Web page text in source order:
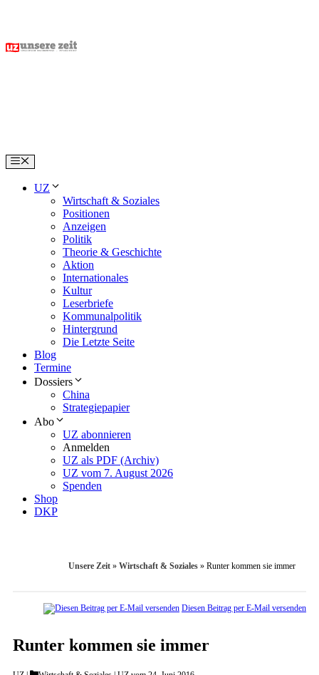
content
Menu
UZ
Wirtschaft & Soziales
Positionen
Anzeigen
Politik
Theorie & Geschichte
Aktion
Internationales
Kultur
Leserbriefe
Kommunalpolitik
Hintergrund
Die Letzte Seite
Blog
Termine
Dossiers
China
Strategiepapier
Abo
UZ abonnieren
Anmelden
UZ als PDF (Archiv)
UZ vom 7. August 2026
Spenden
Shop
DKP
Unsere Zeit » Wirtschaft & Soziales » Runter kommen sie immer
Diesen Beitrag per E-Mail versenden
Runter kommen sie immer